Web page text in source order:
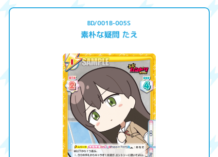
BD/001B-005S
素朴な疑問 たえ